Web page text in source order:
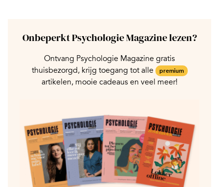
Onbeperkt Psychologie Magazine lezen?
Ontvang Psychologie Magazine gratis
thuisbezorgd, krijg toegang tot alle
premium
artikelen, mooie cadeaus en veel meer!